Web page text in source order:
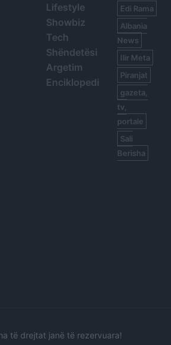
Lifestyle
Showbiz
Tech
Shëndetësi
Argetim
Enciklopedi
Edi Rama
Albania
News
Ilir Meta
Piranjat
gazeta,
tv,
portale
Sali
Berisha
të drejtat janë të rezervuara!